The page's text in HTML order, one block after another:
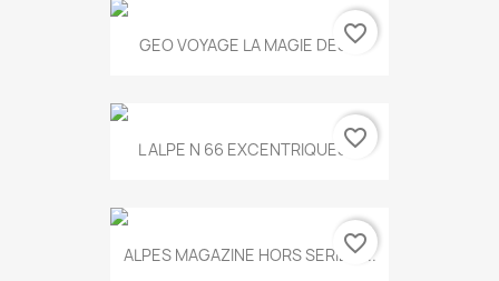
GEO VOYAGE LA MAGIE DES...
favorite_border
L ALPE N 66 EXCENTRIQUES...
favorite_border
ALPES MAGAZINE HORS SERIE N...
favorite_border